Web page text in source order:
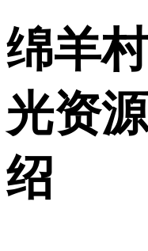
绵羊
光资
绍